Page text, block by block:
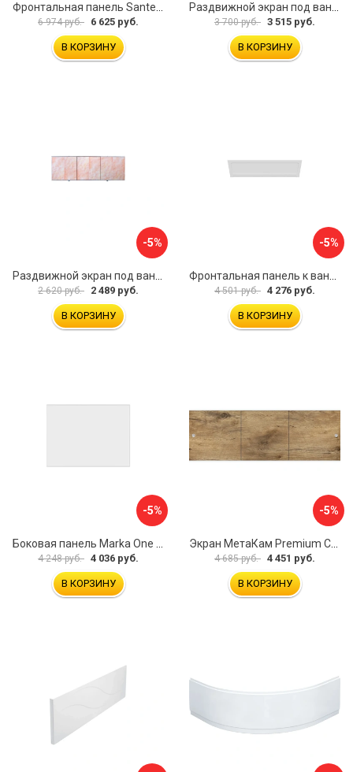
6 974 руб. 6 625 руб.
В КОРЗИНУ
3 700 руб. 3 515 руб.
В КОРЗИНУ
-5%
2 620 руб. 2 489 руб.
В КОРЗИНУ
-5%
4 501 руб. 4 276 руб.
В КОРЗИНУ
-5%
Боковая панель Marka One Flat 80 MG L 02бфл80мгл
4 248 руб. 4 036 руб.
В КОРЗИНУ
-5%
Экран МетаКам Premium Collection 4650208860133
4 685 руб. 4 451 руб.
В КОРЗИНУ